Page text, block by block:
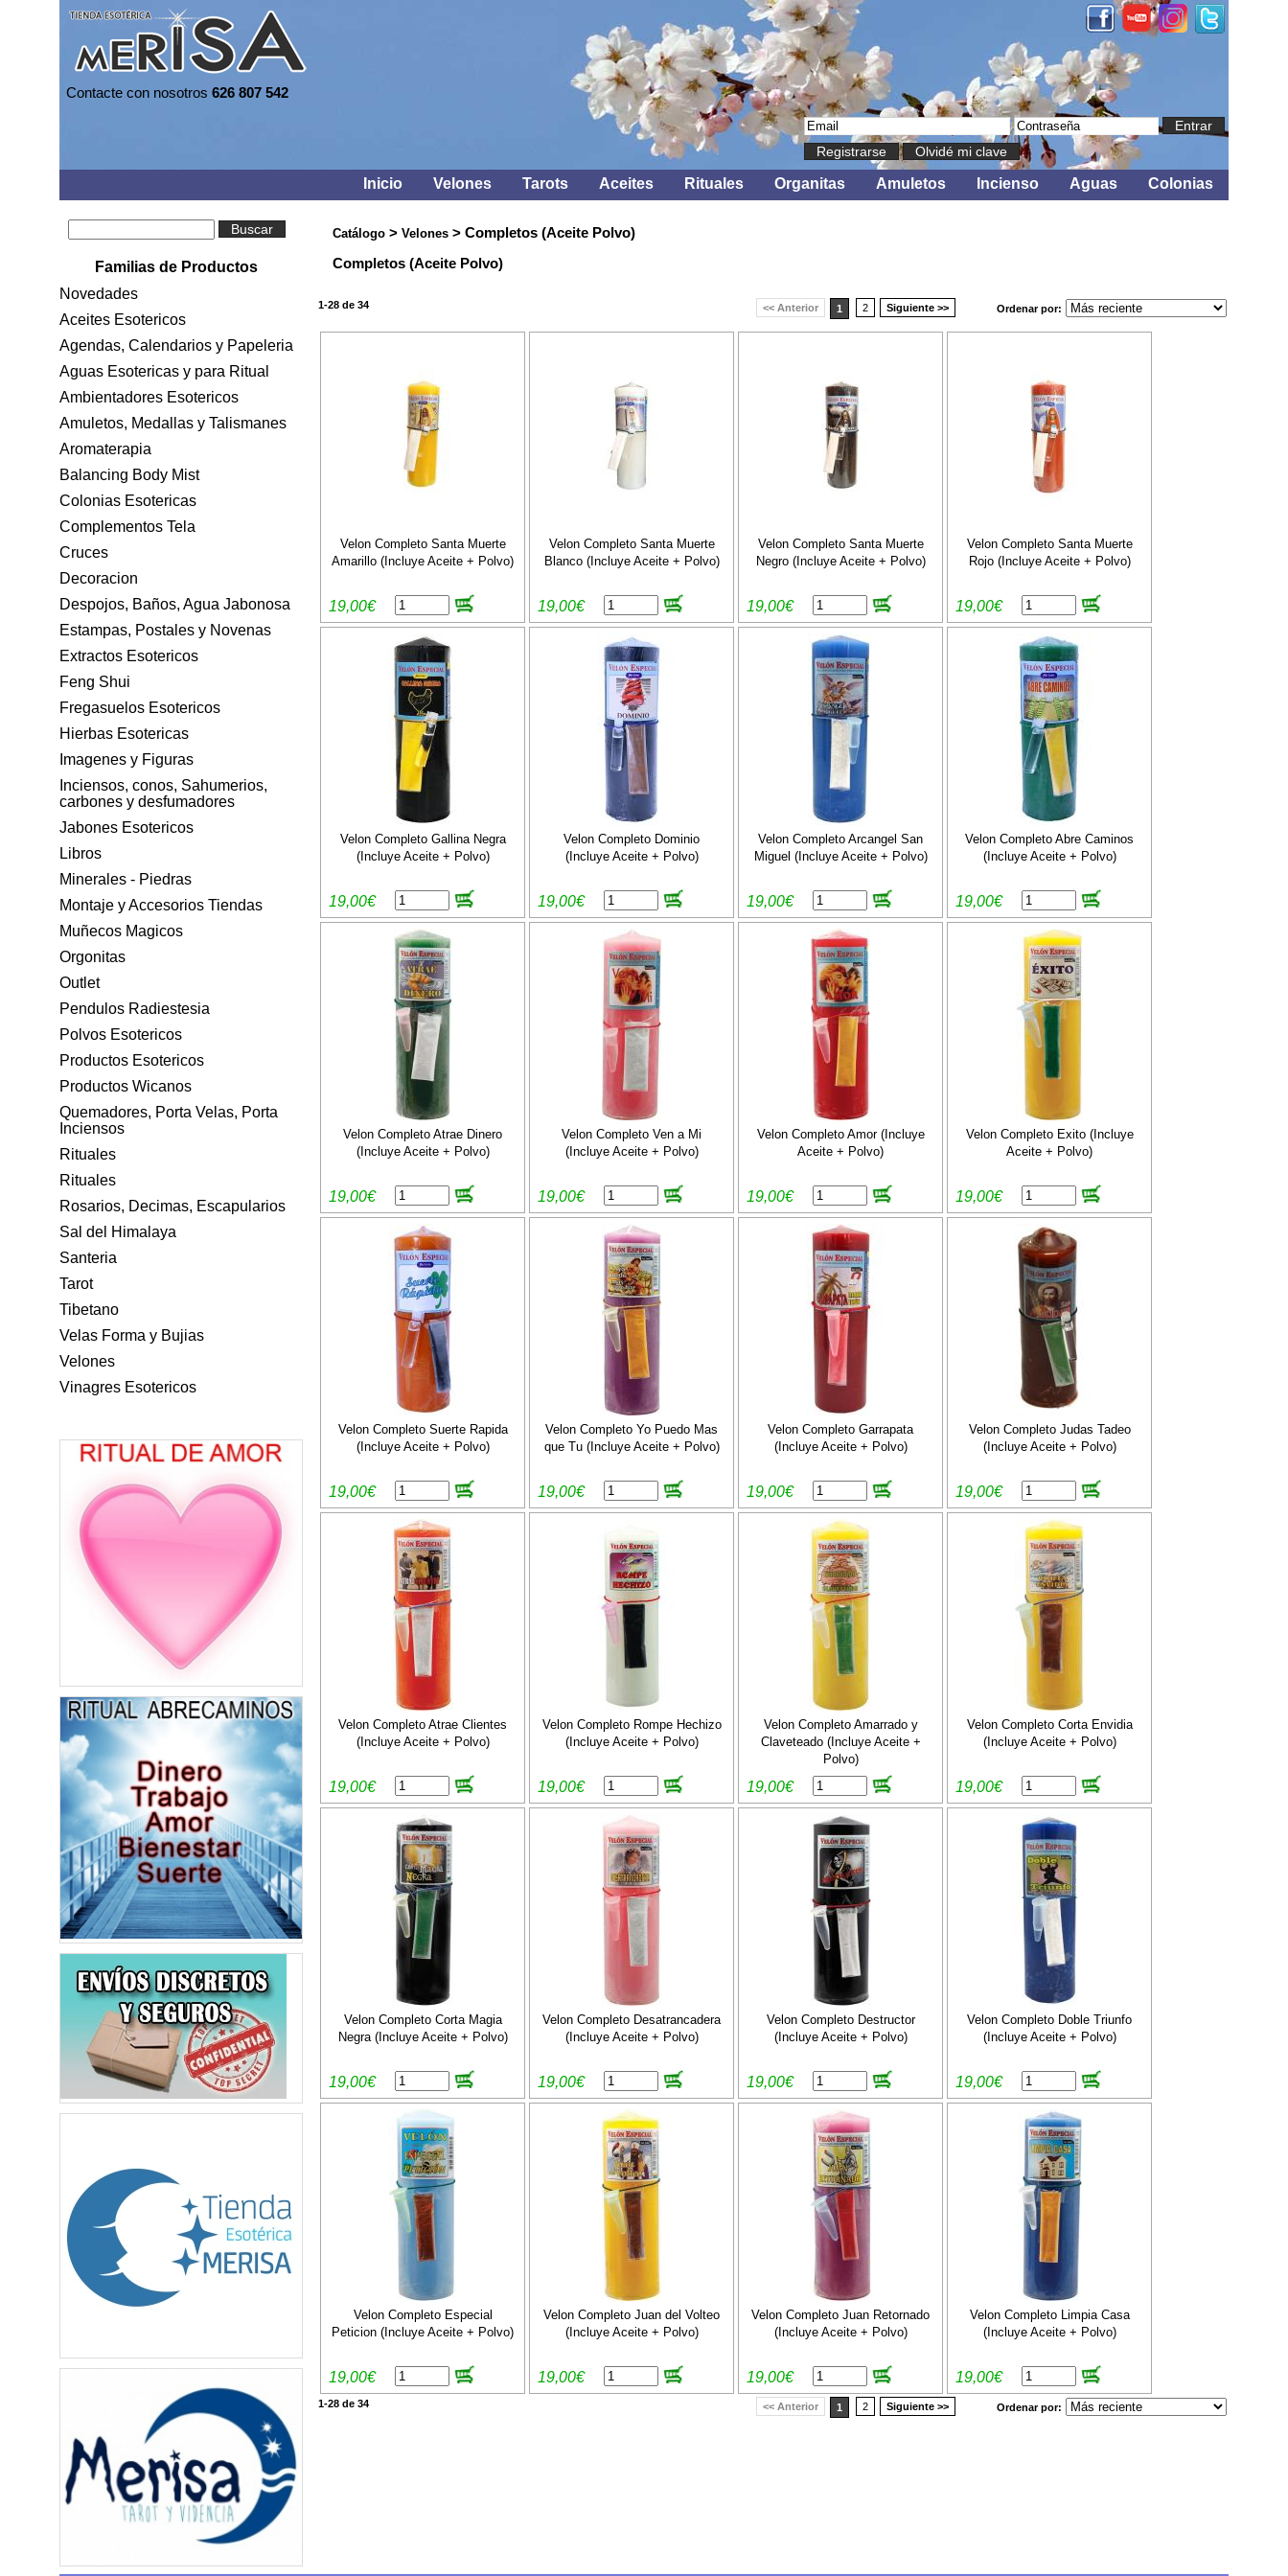
Contacte con nosotros 626 807 542
Entrar
Registrarse
Olvidé mi clave
Inicio Velones Tarots Aceites Rituales Organitas Amuletos Incienso Aguas Colonias
Buscar
Familias de Productos
Novedades
Aceites Esotericos
Agendas, Calendarios y Papeleria
Aguas Esotericas y para Ritual
Ambientadores Esotericos
Amuletos, Medallas y Talismanes
Aromaterapia
Balancing Body Mist
Colonias Esotericas
Complementos Tela
Cruces
Decoracion
Despojos, Baños, Agua Jabonosa
Estampas, Postales y Novenas
Extractos Esotericos
Feng Shui
Fregasuelos Esotericos
Hierbas Esotericas
Imagenes y Figuras
Inciensos, conos, Sahumerios,
carbones y desfumadores
Jabones Esotericos
Libros
Minerales - Piedras
Montaje y Accesorios Tiendas
Muñecos Magicos
Orgonitas
Outlet
Pendulos Radiestesia
Polvos Esotericos
Productos Esotericos
Productos Wicanos
Quemadores, Porta Velas, Porta
Inciensos
Rituales
Rituales
Rosarios, Decimas, Escapularios
Sal del Himalaya
Santeria
Tarot
Tibetano
Velas Forma y Bujias
Velones
Vinagres Esotericos
Catálogo > Velones > Completos (Aceite Polvo)
Completos (Aceite Polvo)
1-28 de 34 << Anterior 1 2 Siguiente >> Ordenar por:
Velon Completo Santa Muerte
Amarillo (Incluye Aceite + Polvo)
19,00€
Velon Completo Santa Muerte
Blanco (Incluye Aceite + Polvo)
19,00€
Velon Completo Santa Muerte
Negro (Incluye Aceite + Polvo)
19,00€
Velon Completo Santa Muerte
Rojo (Incluye Aceite + Polvo)
19,00€
Velon Completo Gallina Negra
(Incluye Aceite + Polvo)
19,00€
Velon Completo Dominio
(Incluye Aceite + Polvo)
19,00€
Velon Completo Arcangel San
Miguel (Incluye Aceite + Polvo)
19,00€
Velon Completo Abre Caminos
(Incluye Aceite + Polvo)
19,00€
Velon Completo Atrae Dinero
(Incluye Aceite + Polvo)
19,00€
Velon Completo Ven a Mi
(Incluye Aceite + Polvo)
19,00€
Velon Completo Amor (Incluye
Aceite + Polvo)
19,00€
Velon Completo Exito (Incluye
Aceite + Polvo)
19,00€
Velon Completo Suerte Rapida
(Incluye Aceite + Polvo)
19,00€
Velon Completo Yo Puedo Mas
que Tu (Incluye Aceite + Polvo)
19,00€
Velon Completo Garrapata
(Incluye Aceite + Polvo)
19,00€
Velon Completo Judas Tadeo
(Incluye Aceite + Polvo)
19,00€
Velon Completo Atrae Clientes
(Incluye Aceite + Polvo)
19,00€
Velon Completo Rompe Hechizo
(Incluye Aceite + Polvo)
19,00€
Velon Completo Amarrado y
Claveteado (Incluye Aceite +
Polvo)
19,00€
Velon Completo Corta Envidia
(Incluye Aceite + Polvo)
19,00€
Velon Completo Corta Magia
Negra (Incluye Aceite + Polvo)
19,00€
Velon Completo Desatrancadera
(Incluye Aceite + Polvo)
19,00€
Velon Completo Destructor
(Incluye Aceite + Polvo)
19,00€
Velon Completo Doble Triunfo
(Incluye Aceite + Polvo)
19,00€
Velon Completo Especial
Peticion (Incluye Aceite + Polvo)
19,00€
Velon Completo Juan del Volteo
(Incluye Aceite + Polvo)
19,00€
Velon Completo Juan Retornado
(Incluye Aceite + Polvo)
19,00€
Velon Completo Limpia Casa
(Incluye Aceite + Polvo)
19,00€
1-28 de 34 << Anterior 1 2 Siguiente >> Ordenar por: